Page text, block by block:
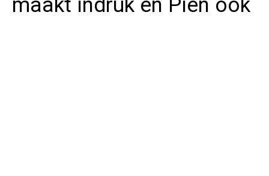
maakt indruk en Pien ook